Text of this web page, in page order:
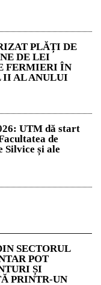
PLĂȚI DE
DE LEI
FERMIERI ÎN
II AL ANULUI
UTM dă start
de
Silvice și ale
SECTORUL
POT
ȘI
PRINTR-UN